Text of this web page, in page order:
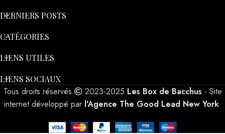
DERNIERS POSTS
CATÉGORIES
LIENS UTILES
LIENS SOCIAUX
Tous droits réservés 2023-2025 Les Box de Bacchus - Site
internet développé par l'Agence The Good Lead New York.